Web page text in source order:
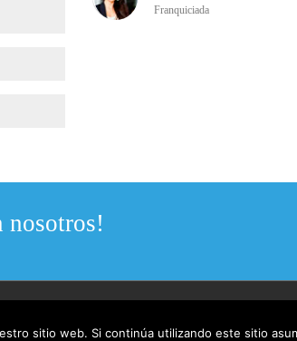
Franquiciada
nosotros!
sitio web. Si continúa utilizando este sitio